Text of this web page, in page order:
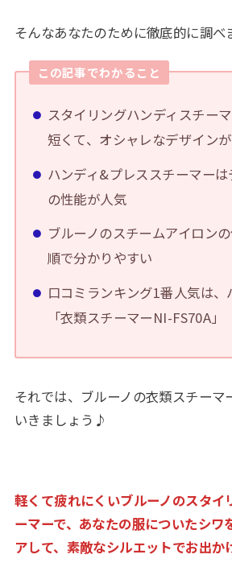
そんなあなたのために徹底的に調べ
この記事でわかること
スタイリングハンディスチー
短くて、オシャレなデザイン
ハンディ&プレススチーマー
の性能が人気
ブルーノのスチームアイロン
順で分かりやすい
口コミランキング1番人気は
「衣類スチーマーNI-FS70A」
それでは、ブルーノの衣類スチーマ
いきましょう♪
軽くて疲れにくいブルーノのスタイ
ーマーで、あなたの服についたシワ
アして、素敵なシルエットでお出